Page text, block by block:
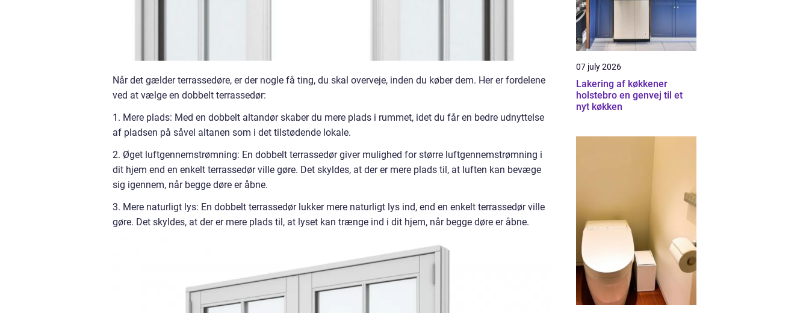
Når det gælder terrassedøre, er der nogle få ting, du skal overveje, inden du køber dem. Her er fordelene
ved at vælge en dobbelt terrassedør:
1. Mere plads: Med en dobbelt altandør skaber du mere plads i rummet, idet du får en bedre udnyttelse
af pladsen på såvel altanen som i det tilstødende lokale.
2. Øget luftgennemstrømning: En dobbelt terrassedør giver mulighed for større luftgennemstrømning i
dit hjem end en enkelt terrassedør ville gøre. Det skyldes, at der er mere plads til, at luften kan bevæge
sig igennem, når begge døre er åbne.
3. Mere naturligt lys: En dobbelt terrassedør lukker mere naturligt lys ind, end en enkelt terrassedør ville
gøre. Det skyldes, at der er mere plads til, at lyset kan trænge ind i dit hjem, når begge døre er åbne.
07 july 2026
Lakering af køkkener
holstebro en genvej til et
nyt køkken